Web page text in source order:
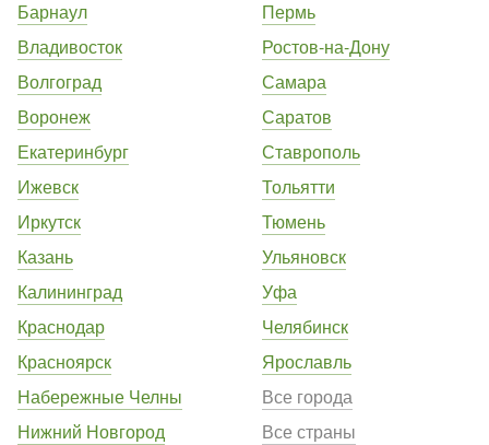
Барнаул
Владивосток
Волгоград
Воронеж
Екатеринбург
Ижевск
Иркутск
Казань
Калининград
Краснодар
Красноярск
Набережные Челны
Нижний Новгород
Пермь
Ростов-на-Дону
Самара
Саратов
Ставрополь
Тольятти
Тюмень
Ульяновск
Уфа
Челябинск
Ярославль
Все города
Все страны